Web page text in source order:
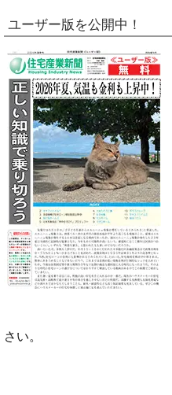
ユーザー版を公開中！
さい。